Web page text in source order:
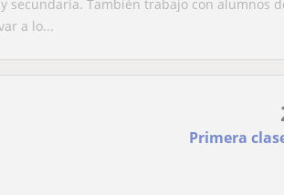
secundaria. También trabajo con alumnos
a lo...
Primera